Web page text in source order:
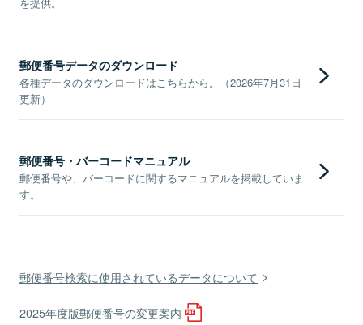
を提供。
郵便番号データのダウンロード
各種データのダウンロードはこちらから。（2026年7月31日
更新）
郵便番号・バーコードマニュアル
郵便番号や、バーコードに関するマニュアルを掲載していま
す。
郵便番号検索に使用されているデータについて
2025年度版郵便番号の変更案内